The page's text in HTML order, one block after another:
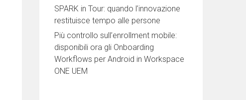
SPARK in Tour: quando l’innovazione
restituisce tempo alle persone
Più controllo sull’enrollment mobile:
disponibili ora gli Onboarding
Workflows per Android in Workspace
ONE UEM